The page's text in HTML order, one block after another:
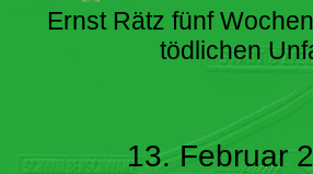
Ernst Rätz fünf
tödlichen
13. Februar